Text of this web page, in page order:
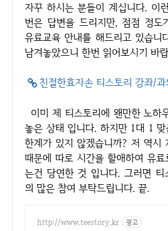
자꾸 하시는 분들이 계십니다. 이
번은 답변을 드리지만, 점점 정도
유료교육 안내를 해드리고 있습니
남겨놓았으니 한번 읽어보시기 바
친절한효자손 티스토리 강좌/
이미 제 티스토리에 왠만한 노하우들은 다 공유를 해
놓은 상태 입니다. 하지만 1대 1
한계가 있지 않겠습니까? 저 역시
때문에 따로 시간을 할애하여 유
는건 당연한 것 입니다. 그러면 티
의 많은 참여 부탁드립니다. 끝.
http://www.teestory.kr 광고